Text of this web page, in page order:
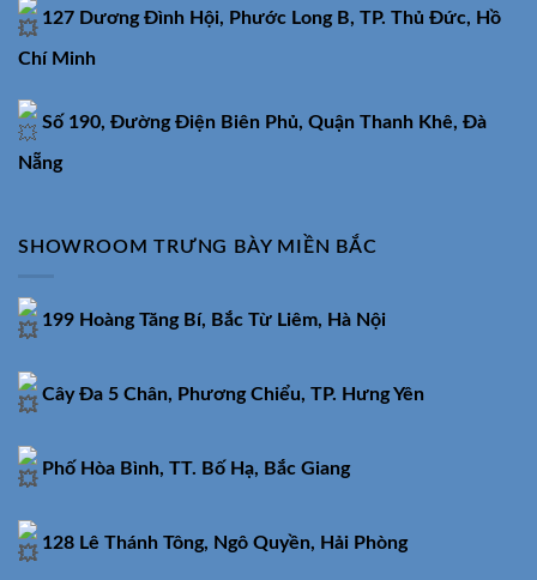
127 Dương Đình Hội, Phước Long B, TP. Thủ Đức, Hồ
Chí Minh
Số 190, Đường Điện Biên Phủ, Quận Thanh Khê, Đà
Nẵng
SHOWROOM TRƯNG BÀY MIỀN BẮC
199 Hoàng Tăng Bí, Bắc Từ Liêm, Hà Nội
Cây Đa 5 Chân, Phương Chiểu, TP. Hưng Yên
Phố Hòa Bình, TT. Bố Hạ, Bắc Giang
128 Lê Thánh Tông, Ngô Quyền, Hải Phòng